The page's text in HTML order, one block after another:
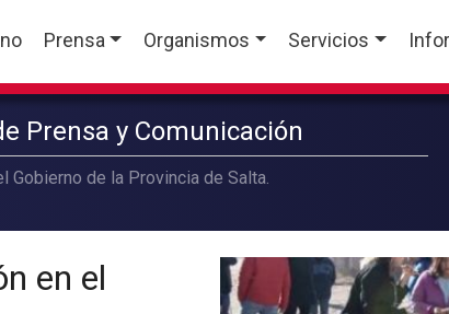
Prensa Organismos Servicios
Prensa y Comunicación
de la Provincia de Salta.
en el